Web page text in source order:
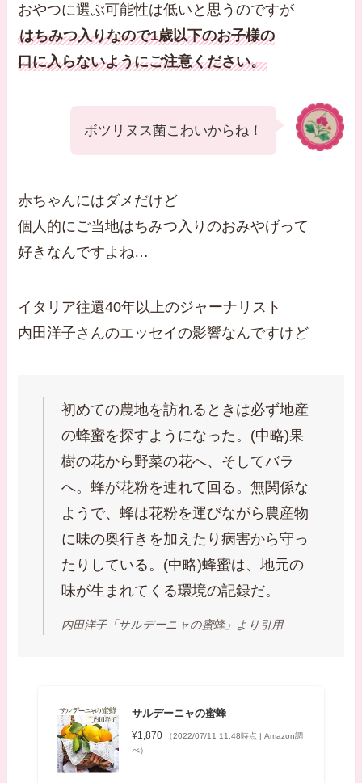
おやつに選ぶ可能性は低いと思うのですが
はちみつ入りなので1歳以下のお子様の
口に入らないようにご注意ください。
ボツリヌス菌こわいからね！
赤ちゃんにはダメだけど
個人的にご当地はちみつ入りのおみやげって
好きなんですよね…
イタリア往還40年以上のジャーナリスト
内田洋子さんのエッセイの影響なんですけど
初めての農地を訪れるときは必ず地産
の蜂蜜を探すようになった。(中略)果
樹の花から野菜の花へ、そしてバラ
へ。蜂が花粉を連れて回る。無関係な
ようで、蜂は花粉を運びながら農産物
に味の奥行きを加えたり病害から守っ
たりしている。(中略)蜂蜜は、地元の
味が生まれてくる環境の記録だ。
内田洋子「サルデーニャの蜜蜂」より引用
サルデーニャの蜜蜂
¥1,870
（2022/07/11 11:48時点 | Amazon調
べ）